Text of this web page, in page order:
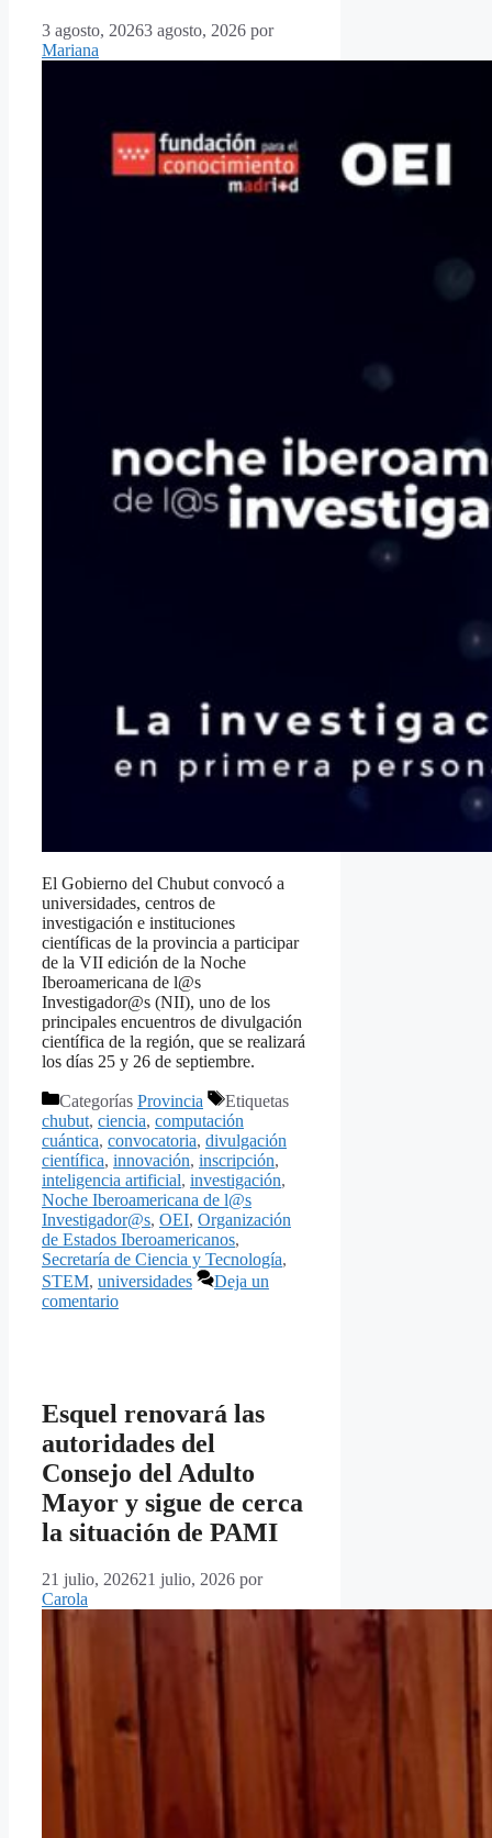
3 agosto, 20263 agosto, 2026 por
Mariana
El Gobierno del Chubut convocó a
universidades, centros de
investigación e instituciones
científicas de la provincia a participar
de la VII edición de la Noche
Iberoamericana de l@s
Investigador@s (NII), uno de los
principales encuentros de divulgación
científica de la región, que se realizará
los días 25 y 26 de septiembre.
Categorías Provincia
Etiquetas
chubut, ciencia, computación
cuántica, convocatoria, divulgación
científica, innovación, inscripción,
inteligencia artificial, investigación,
Noche Iberoamericana de l@s
Investigador@s, OEI, Organización
de Estados Iberoamericanos,
Secretaría de Ciencia y Tecnología,
STEM, universidades
Deja un
comentario
Esquel renovará las
autoridades del
Consejo del Adulto
Mayor y sigue de cerca
la situación de PAMI
21 julio, 202621 julio, 2026 por
Carola